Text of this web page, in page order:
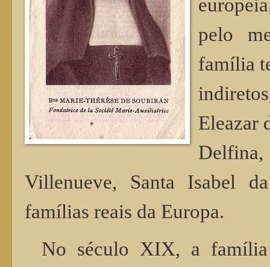
pelo
família
Eleazar
Villenueve, Santa Isabel
famílias reais da Europa.
No século XIX, a